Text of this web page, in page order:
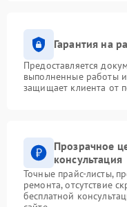
Гарантия на
Предоставляется
выполненные работы
защищает клиента от
Прозрачное
консультация
Точные прайс-листы,
ремонта, отсутствие
бесплатной